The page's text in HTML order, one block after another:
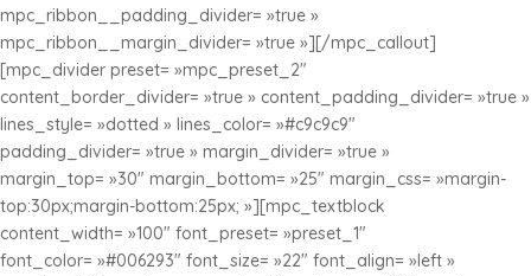
mpc_ribbon__padding_divider= »true »
mpc_ribbon__margin_divider= »true »][/mpc_callout]
[mpc_divider preset= »mpc_preset_2″
content_border_divider= »true » content_padding_divider= »true »
lines_style= »dotted » lines_color= »#c9c9c9″
padding_divider= »true » margin_divider= »true »
margin_top= »30″ margin_bottom= »25″ margin_css= »margin-
top:30px;margin-bottom:25px; »][mpc_textblock
content_width= »100″ font_preset= »preset_1″
font_color= »#006293″ font_size= »22″ font_align= »left »